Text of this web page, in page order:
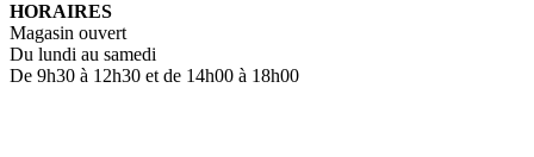
HORAIRES
Magasin ouvert
Du lundi au samedi
De 9h30 à 12h30 et de 14h00 à 18h00